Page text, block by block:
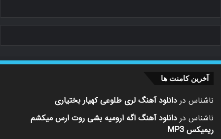
آخرین کامنت ها
ناشناس در دانلود آهنگ لری طلوعی کهیار بختیاری
ناشناس در دانلود آهنگ اگه ارومیه بشی روت ارس میکشم
ریمیکس MP3